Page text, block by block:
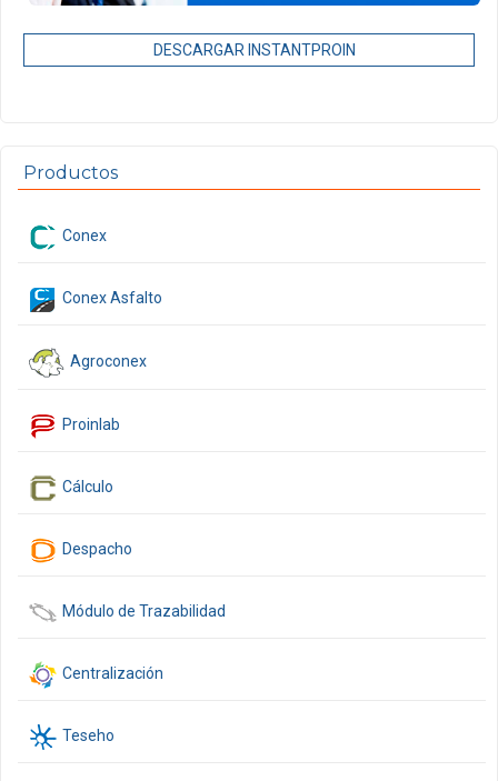
DESCARGAR INSTANTPROIN
Productos
Conex
Conex Asfalto
Agroconex
Proinlab
Cálculo
Despacho
Módulo de Trazabilidad
Centralización
Teseho